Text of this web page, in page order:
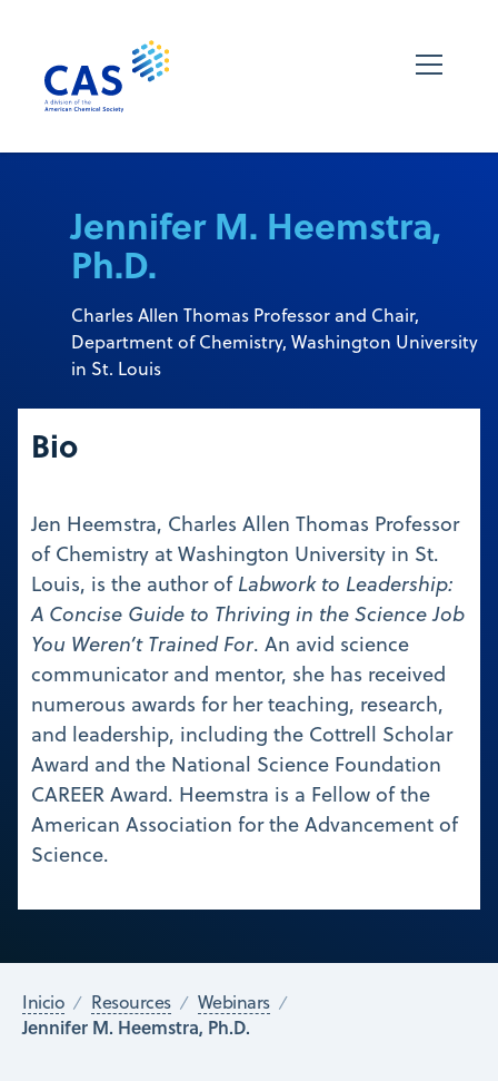
Jennifer M. Heemstra,
Ph.D.
Charles Allen Thomas Professor and Chair,
Department of Chemistry, Washington University
in St. Louis
Bio
Jen Heemstra, Charles Allen Thomas Professor
of Chemistry at Washington University in St.
Louis, is the author of Labwork to Leadership:
A Concise Guide to Thriving in the Science Job
You Weren’t Trained For. An avid science
communicator and mentor, she has received
numerous awards for her teaching, research,
and leadership, including the Cottrell Scholar
Award and the National Science Foundation
CAREER Award. Heemstra is a Fellow of the
American Association for the Advancement of
Science.
Inicio Resources Webinars
Jennifer M. Heemstra, Ph.D.